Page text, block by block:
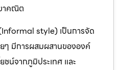
าคณิต
style) เป็นการจัด
ๆ มีการผสมผสานขององค์
ชน์จากภูมิประเทศ และ